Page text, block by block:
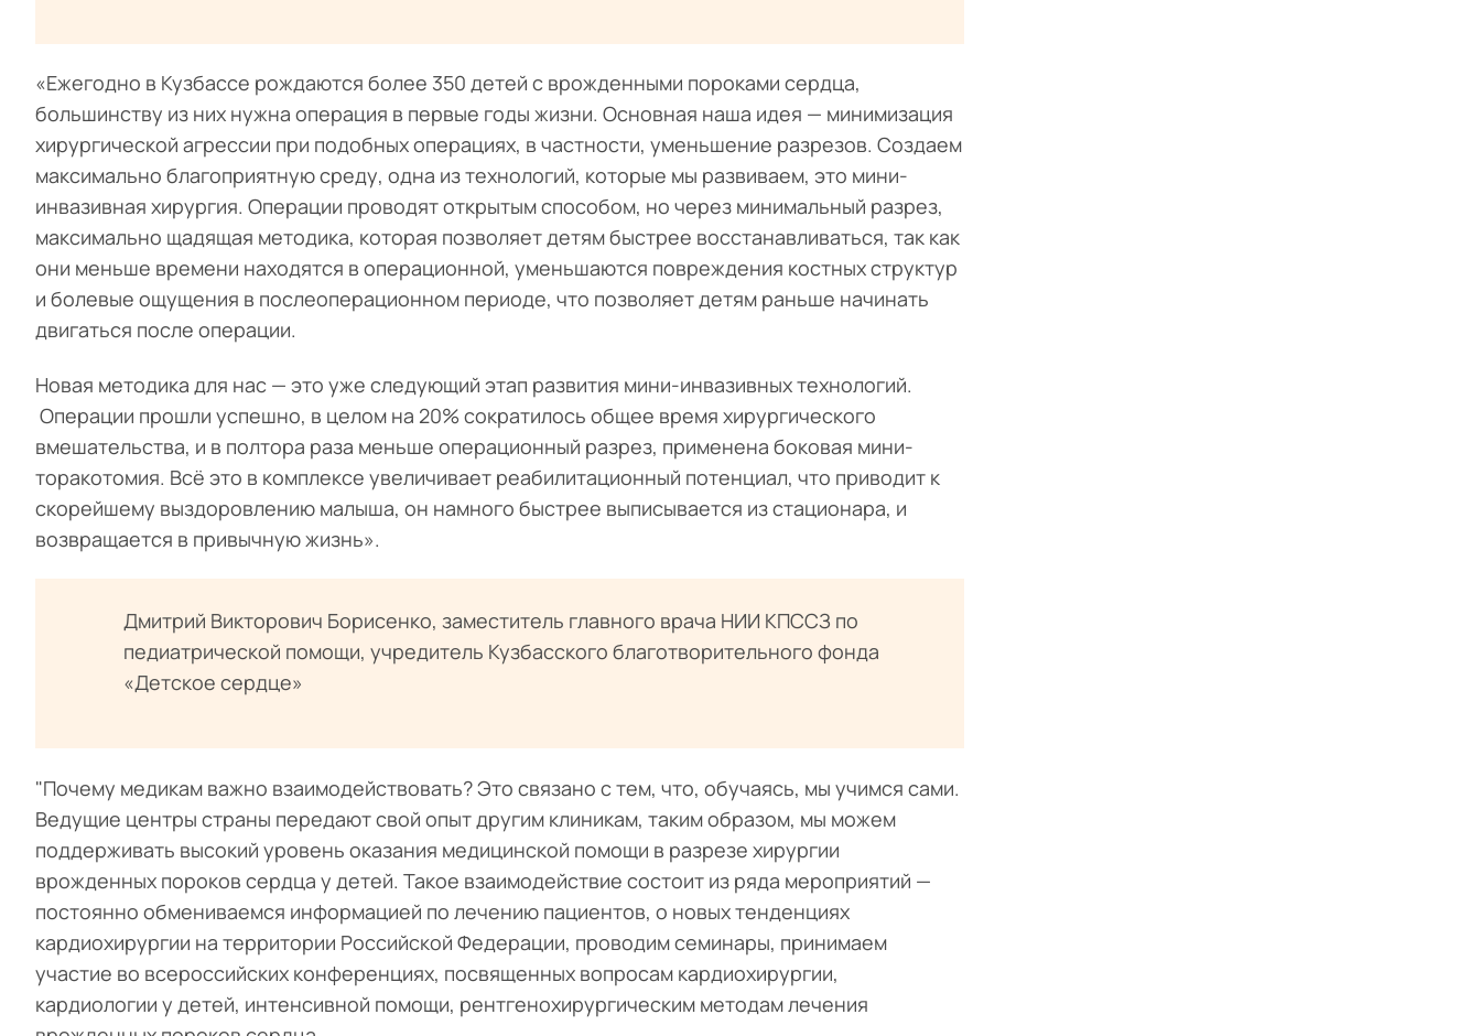
«Ежегодно в Кузбассе рождаются более 350 детей с врожденными пороками сердца,
большинству из них нужна операция в первые годы жизни. Основная наша идея — минимизация
хирургической агрессии при подобных операциях, в частности, уменьшение разрезов. Создаем
максимально благоприятную среду, одна из технологий, которые мы развиваем, это мини-
инвазивная хирургия. Операции проводят открытым способом, но через минимальный разрез,
максимально щадящая методика, которая позволяет детям быстрее восстанавливаться, так как
они меньше времени находятся в операционной, уменьшаются повреждения костных структур
и болевые ощущения в послеоперационном периоде, что позволяет детям раньше начинать
двигаться после операции.
Новая методика для нас — это уже следующий этап развития мини-инвазивных технологий.
Операции прошли успешно, в целом на 20% сократилось общее время хирургического
вмешательства, и в полтора раза меньше операционный разрез, применена боковая мини-
торакотомия. Всё это в комплексе увеличивает реабилитационный потенциал, что приводит к
скорейшему выздоровлению малыша, он намного быстрее выписывается из стационара, и
возвращается в привычную жизнь».
Дмитрий Викторович Борисенко, заместитель главного врача НИИ КПССЗ по
педиатрической помощи, учредитель Кузбасского благотворительного фонда
«Детское сердце»
"Почему медикам важно взаимодействовать? Это связано с тем, что, обучаясь, мы учимся сами.
Ведущие центры страны передают свой опыт другим клиникам, таким образом, мы можем
поддерживать высокий уровень оказания медицинской помощи в разрезе хирургии
врожденных пороков сердца у детей. Такое взаимодействие состоит из ряда мероприятий —
постоянно обмениваемся информацией по лечению пациентов, о новых тенденциях
кардиохирургии на территории Российской Федерации, проводим семинары, принимаем
участие во всероссийских конференциях, посвященных вопросам кардиохирургии,
кардиологии у детей, интенсивной помощи, рентгенохирургическим методам лечения